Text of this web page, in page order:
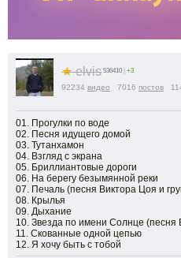
★elvis 536410 +3
92234 видео 7016 постов
01. Прогулки по воде
02. Песня идущего домой
03. Тутанхамон
04. Взгляд с экрана
05. Бриллиантовые дороги
06. На берегу безымянной реки
07. Печаль (песня Виктора Цоя и
08. Крылья
09. Дыхание
10. Звезда по имени Солнце (песня
11. Скованные одной цепью
12. Я хочу быть с тобой